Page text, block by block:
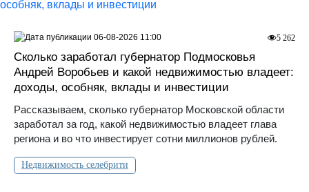
Сколько заработал губернатор Подмосковья
Андрей Воробьев и какой недвижимостью владеет:
доходы, особняк, вклады и инвестиции
Рассказываем, сколько губернатор Московской области
заработал за год, какой недвижимостью владеет глава
региона и во что инвестирует сотни миллионов рублей.
Недвижимость селебрити
5 262
06-08-2026 11:00